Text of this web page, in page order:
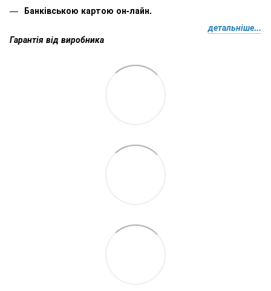
Банківською картою он-лайн.
детальніше...
Гарантія від виробника